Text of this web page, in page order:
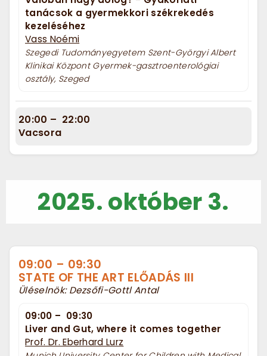
tanácsok a gyermekkori székrekedés
kezeléséhez
Vass Noémi
Szegedi Tudományegyetem Szent-Györgyi Albert
Klinikai Központ Gyermek-gasztroenterológiai
osztály, Szeged
20:00 – 22:00
Vacsora
2025. október 3.
09:00 – 09:30
STATE OF THE ART ELŐADÁS III
Üléselnök: Dezsőfi-Gottl Antal
09:00 – 09:30
Liver and Gut, where it comes together
Prof. Dr. Eberhard Lurz